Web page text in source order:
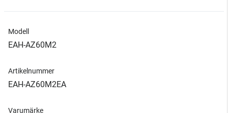
Modell
EAH-AZ60M2
Artikelnummer
EAH-AZ60M2EA
Varumärke